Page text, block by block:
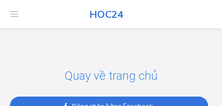
HOC24
HOC24
Quay về trang chủ